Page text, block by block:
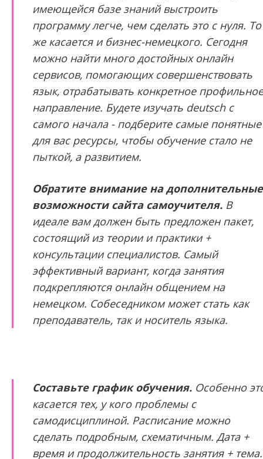
имеющейся базе знаний выстроить
программу легче, чем сделать это с нуля. То
же касается и бизнес-немецкого. Сегодня
можно найти много достойных онлайн
сервисов, помогающих совершенствовать
язык, отрабатывать конкретное профильное
направление. Будете изучать deutsch с
самого начала - подберите самые понятные
для вас ресурсы, чтобы обучение стало не
пыткой, а развитием.
Обратите внимание на дополнительные
возможности сайта самоучителя. В
идеале вам должен быть предложен пакет,
состоящий из теории и практики +
консультации специалистов. Самый
эффективный вариант, когда занятия
подкрепляются онлайн общением на
немецком. Собеседником может стать как
преподаватель, так и носитель языка.
Составьте график обучения. Особенно
касается тех, у кого проблемы с
самодисциплиной. Расписание можно
сделать подробным, схематичным. Дата +
время и продолжительность занятия + тема.